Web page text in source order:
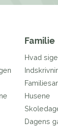
Familie
Hvad
Husene
Dagens